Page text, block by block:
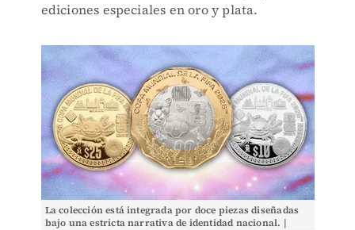
ediciones especiales en oro y plata.
La colección está integrada por doce piezas diseñadas
bajo una estricta narrativa de identidad nacional. |